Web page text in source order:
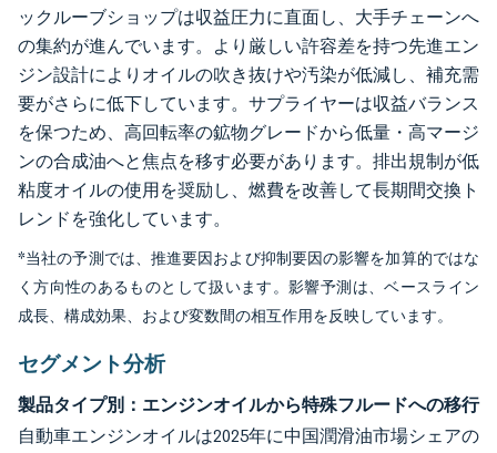
ックルーブショップは収益圧力に直面し、大手チェーンへ
の集約が進んでいます。より厳しい許容差を持つ先進エン
ジン設計によりオイルの吹き抜けや汚染が低減し、補充需
要がさらに低下しています。サプライヤーは収益バランス
を保つため、高回転率の鉱物グレードから低量・高マージ
ンの合成油へと焦点を移す必要があります。排出規制が低
粘度オイルの使用を奨励し、燃費を改善して長期間交換ト
レンドを強化しています。
*当社の予測では、推進要因および抑制要因の影響を加算的ではな
く方向性のあるものとして扱います。影響予測は、ベースライン
成長、構成効果、および変数間の相互作用を反映しています。
セグメント分析
製品タイプ別：エンジンオイルから特殊フルードへの移行
自動車エンジンオイルは2025年に中国潤滑油市場シェアの